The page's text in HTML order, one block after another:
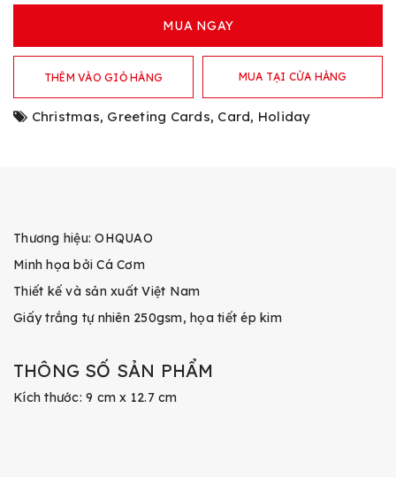
MUA NGAY
THÊM VÀO GIỎ HÀNG MUA TẠI CỬA HÀNG
Christmas, Greeting Cards, Card, Holiday
Thương hiệu: OHQUAO
Minh họa bởi Cá Cơm
Thiết kế và sản xuất Việt Nam
Giấy trắng tự nhiên 250gsm, họa tiết ép kim
THÔNG SỐ SẢN PHẨM
Kích thước: 9 cm x 12.7 cm